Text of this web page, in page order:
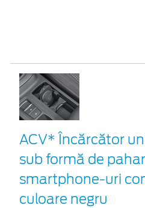
ACV* Încărcător
sub formă de
smartphone-uri
culoare negru